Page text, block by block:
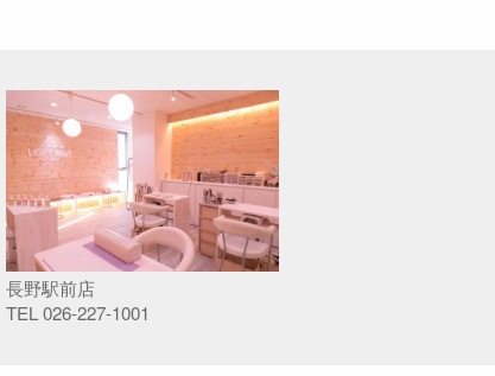
長野駅前店
TEL026-227-1001